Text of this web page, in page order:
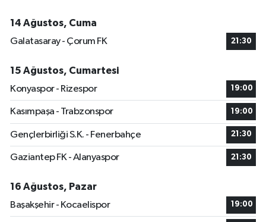
14 Ağustos, Cuma
Galatasaray - Çorum FK
21:30
15 Ağustos, Cumartesi
Konyaspor - Rizespor
19:00
Kasımpaşa - Trabzonspor 19:00
Gençlerbirliği S.K. - Fenerbahçe 21:30
Gaziantep FK - Alanyaspor 21:30
16 Ağustos, Pazar
Başakşehir - Kocaelispor
19:00